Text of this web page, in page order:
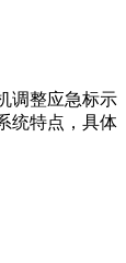
调整应急标示
统特点，具体